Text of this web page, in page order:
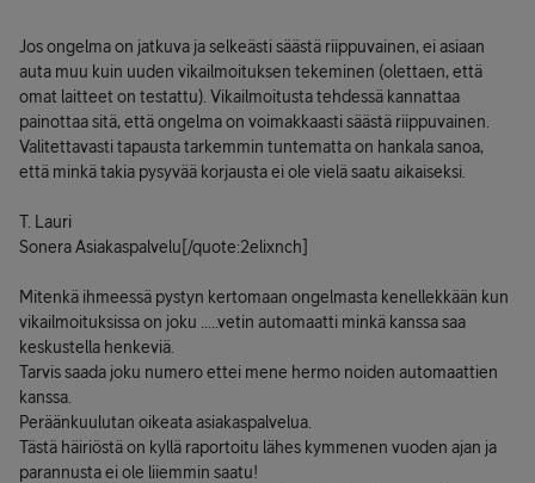
Jos ongelma on jatkuva ja selkeästi säästä riippuvainen, ei asiaan
auta muu kuin uuden vikailmoituksen tekeminen (olettaen, että
omat laitteet on testattu). Vikailmoitusta tehdessä kannattaa
painottaa sitä, että ongelma on voimakkaasti säästä riippuvainen.
Valitettavasti tapausta tarkemmin tuntematta on hankala sanoa,
että minkä takia pysyvää korjausta ei ole vielä saatu aikaiseksi.
T. Lauri
Sonera Asiakaspalvelu[/quote:2elixnch]
Mitenkä ihmeessä pystyn kertomaan ongelmasta kenellekkään kun
vikailmoituksissa on joku .....vetin automaatti minkä kanssa saa
keskustella henkeviä.
Tarvis saada joku numero ettei mene hermo noiden automaattien
kanssa.
Peräänkuulutan oikeata asiakaspalvelua.
Tästä häiriöstä on kyllä raportoitu lähes kymmenen vuoden ajan ja
parannusta ei ole liiemmin saatu!